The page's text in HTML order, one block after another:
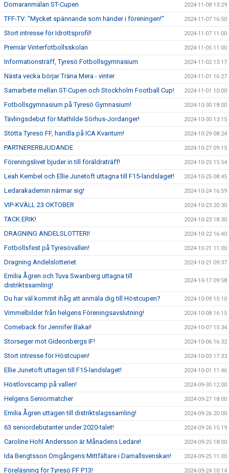
Domaranmälan ST-Cupen 2024-11-08 13:29
TFF-TV: "Mycket spännande som händer i föreningen!" 2024-11-07 16:50
Stort intresse för Idrottsprofil! 2024-11-07 11:00
Premiär Vinterfotbollsskolan 2024-11-05 11:00
Informationsträff, Tyresö Fotbollsgymnasium 2024-11-02 13:17
Nästa vecka börjar Träna Mera - vinter 2024-11-01 16:27
Samarbete mellan ST-Cupen och Stockholm Football Cup! 2024-11-01 10:00
Fotbollsgymnasium på Tyresö Gymnasium! 2024-10-30 18:00
Tävlingsdebut för Mathilde Sörhus-Jordanger! 2024-10-30 13:15
Stötta Tyresö FF, handla på ICA Kvantum! 2024-10-29 08:24
PARTNERERBJUDANDE 2024-10-27 09:15
Föreningslivet bjuder in till föräldraträff! 2024-10-25 15:54
Leah Kembel och Ellie Junetoft uttagna till F15-landslaget! 2024-10-25 08:45
Ledarakademin närmar sig! 2024-10-24 16:59
VIP-KVÄLL 23 OKTOBER 2024-10-23 20:30
TACK ERIK! 2024-10-23 18:30
DRAGNING ANDELSLOTTERI! 2024-10-22 16:40
Fotbollsfest på Tyresövallen! 2024-10-21 11:00
Dragning Andelslotteriet 2024-10-21 09:37
Emilia Ågren och Tuva Swanberg uttagna till
distriktssamling!
2024-10-17 09:58
Du har väl kommit ihåg att anmäla dig till Höstcupen? 2024-10-09 15:10
Vimmelbilder från helgens Föreningsavslutning! 2024-10-08 16:15
Comeback för Jennifer Bakai! 2024-10-07 15:34
Storseger mot Gideonbergs IF! 2024-10-06 16:32
Stort intresse för Höstcupen! 2024-10-03 17:33
Ellie Junetoft uttagen till F15-landslaget! 2024-10-01 11:46
Höstlovscamp på vallen! 2024-09-30 12:00
Helgens Seniormatcher 2024-09-27 18:00
Emilia Ågren uttagen till distriktslagssamling! 2024-09-26 20:00
63 seniordebutanter under 2020-talet! 2024-09-26 15:19
Caroline Hohl Andersson är Månadens Ledare! 2024-09-25 18:00
Ida Bengtsson Omgångens Mittfältare i Damallsvenskan! 2024-09-25 11:00
Föreläsning för Tyresö FF P13! 2024-09-24 10:14